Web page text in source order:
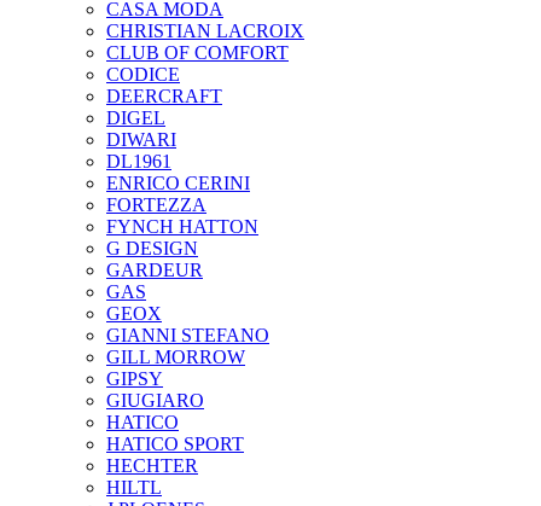
CASA MODA
CHRISTIAN LACROIX
CLUB OF COMFORT
CODICE
DEERCRAFT
DIGEL
DIWARI
DL1961
ENRICO CERINI
FORTEZZA
FYNCH HATTON
G DESIGN
GARDEUR
GAS
GEOX
GIANNI STEFANO
GILL MORROW
GIPSY
GIUGIARO
HATICO
HATICO SPORT
HECHTER
HILTL